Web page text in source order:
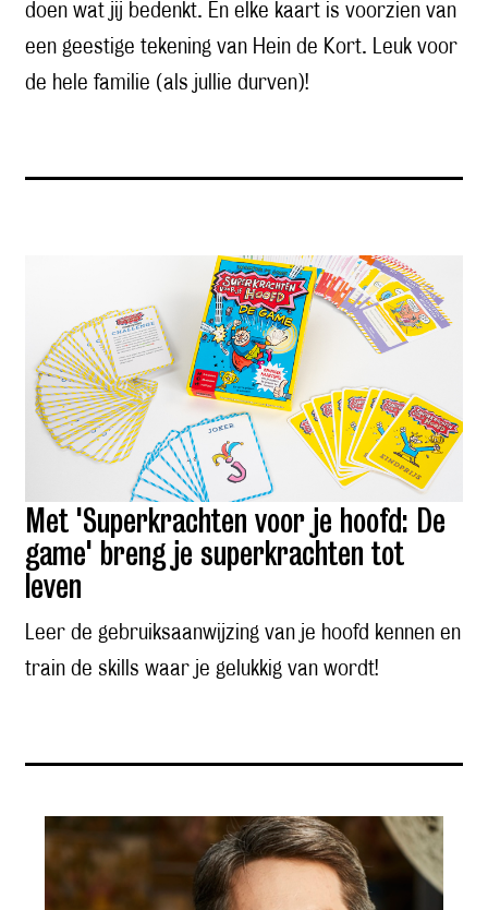
doen wat jij bedenkt. En elke kaart is voorzien van
een geestige tekening van Hein de Kort. Leuk voor
de hele familie (als jullie durven)!
Met 'Superkrachten voor je hoofd: De
game' breng je superkrachten tot
leven
Leer de gebruiksaanwijzing van je hoofd kennen en
train de skills waar je gelukkig van wordt!